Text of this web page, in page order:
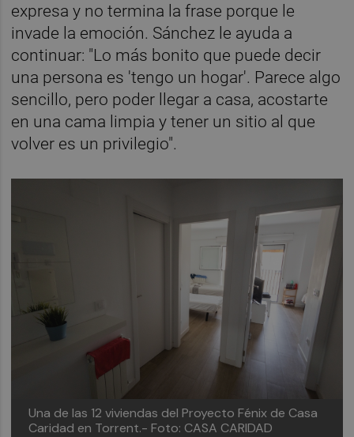
expresa y no termina la frase porque le
invade la emoción. Sánchez le ayuda a
continuar: "Lo más bonito que puede decir
una persona es 'tengo un hogar'. Parece algo
sencillo, pero poder llegar a casa, acostarte
en una cama limpia y tener un sitio al que
volver es un privilegio".
Una de las 12 viviendas del Proyecto Fénix de Casa
Caridad en Torrent.- Foto: CASA CARIDAD